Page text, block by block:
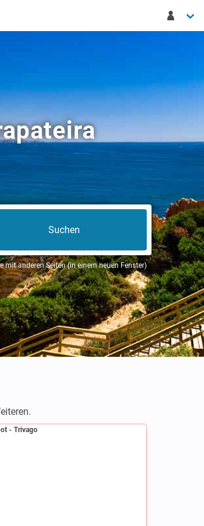
mit anderen Seiten (in einem neuen Fenster)